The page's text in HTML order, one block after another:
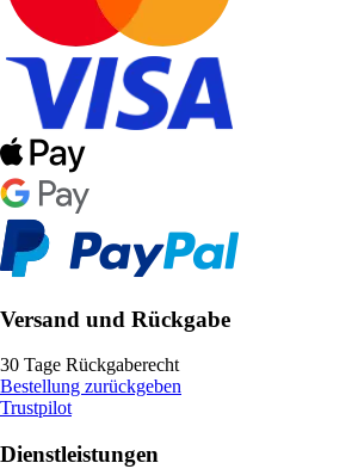
Versand und Rückgabe
30 Tage Rückgaberecht
Bestellung zurückgeben
Trustpilot
Dienstleistungen